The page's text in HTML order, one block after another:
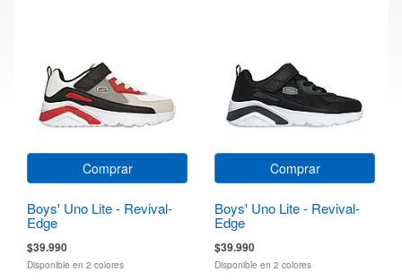
Comprar
Boys' Uno Lite - Revival-
Edge
$39.990
Disponible en 2 colores
Comprar
Boys' Uno Lite - Revival-
Edge
$39.990
Disponible en 2 colores